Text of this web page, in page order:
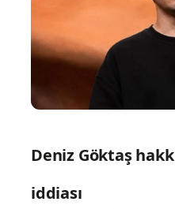
Deniz Göktaş
iddiası